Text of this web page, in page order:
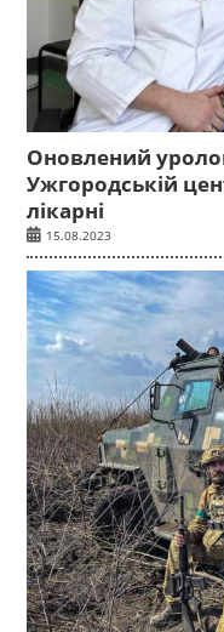
Оновлений
Ужгородській
лікарні
15.08.2023